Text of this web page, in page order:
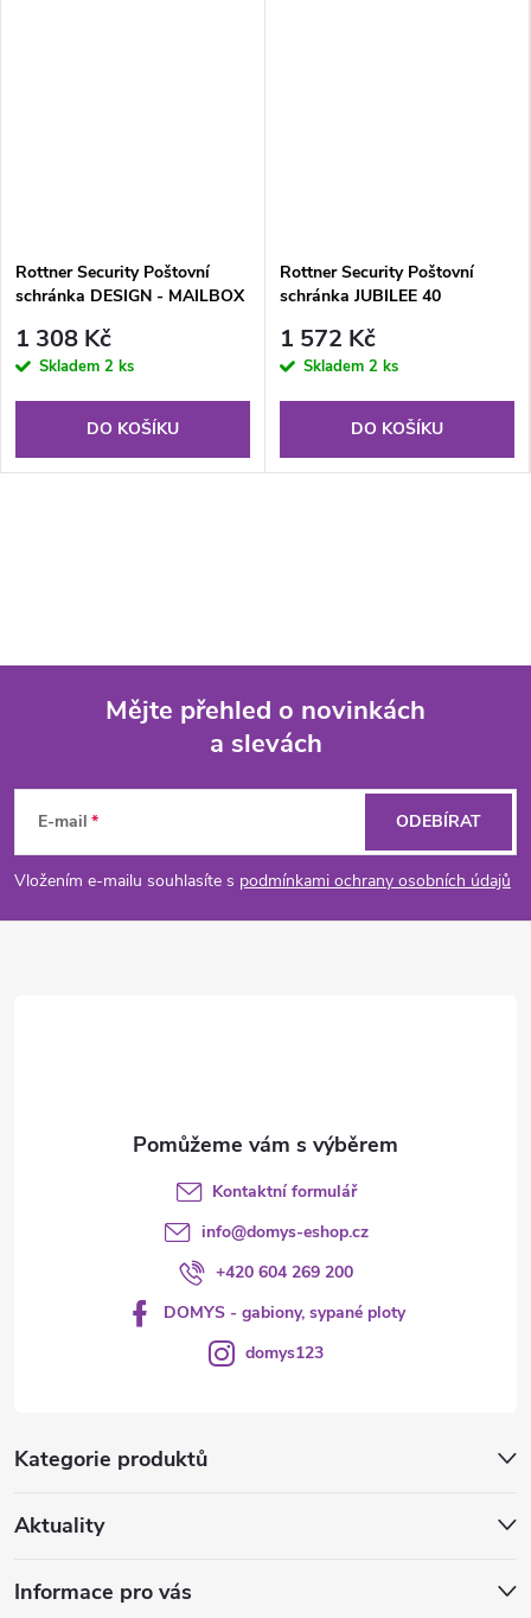
Rottner Security Poštovní
schránka DESIGN - MAILBOX
1 308 Kč
Skladem 2 ks
DO KOŠÍKU
Rottner Security Poštovní
schránka JUBILEE 40
1 572 Kč
Skladem 2 ks
DO KOŠÍKU
p
a
Mějte přehled o novinkách
a slevách
E-mail
Vložením e-mailu souhlasíte s podmínkami ochrany osobních údajů
ODEBÍRAT
Kategorie produktů
Aktuality
Informace pro vás
Kontaktní formulář
info@domys-eshop.cz
+420 604 269 200
DOMYS - gabiony, sypané ploty
domys123